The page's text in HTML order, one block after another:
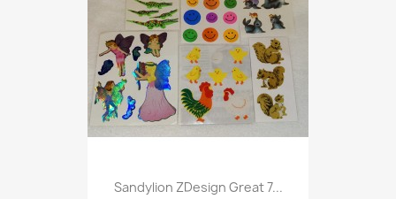
Sandylion ZDesign Great 7...